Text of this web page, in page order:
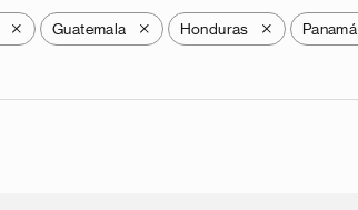
X Guatemala X Honduras X Panamá